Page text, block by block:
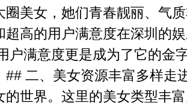
圈美女，她们青春靓丽、气
超高的用户满意度在深圳的
户满意度更是成为了它的金
## 二、美女资源丰富多样走
的世界。这里的美女类型丰